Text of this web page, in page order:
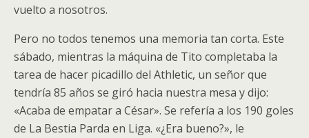
vuelto a nosotros.
Pero no todos tenemos una memoria tan corta. Este
sábado, mientras la máquina de Tito completaba la
tarea de hacer picadillo del Athletic, un señor que
tendría 85 años se giró hacia nuestra mesa y dijo:
«Acaba de empatar a César». Se refería a los 190 goles
de La Bestia Parda en Liga. «¿Era bueno?», le